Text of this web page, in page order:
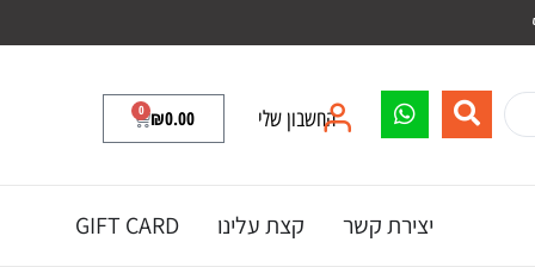
החשבון שלי ₪0.00
0
יצירת קשר קצת עלינו GIFT CARD